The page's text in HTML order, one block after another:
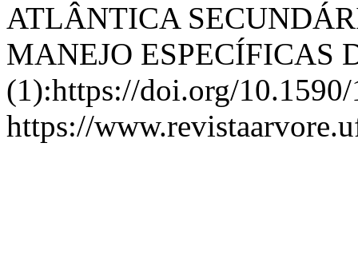
ATLÂNTICA
MANEJO ESPECÍFICAS
(1):https://doi.org/
https://